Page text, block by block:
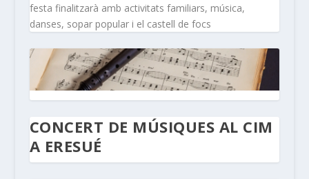
festa finalitzarà amb activitats familiars, música,
danses, sopar popular i el castell de focs
CONCERT DE MÚSIQUES AL CIM
A ERESUÉ